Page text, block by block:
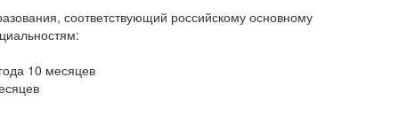
соответствующий российскому основному
10 месяцев